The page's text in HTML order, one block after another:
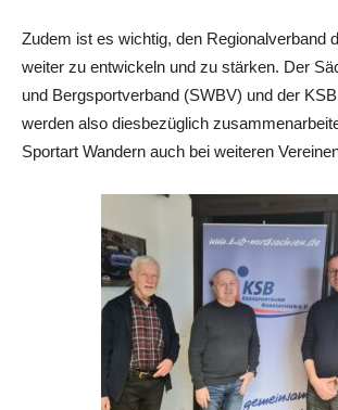
Zudem ist es wichtig, den Regionalverband
weiter zu entwickeln und zu stärken. Der
und Bergsportverband (SWBV) und der
werden also diesbezüglich
Sportart Wandern auch bei weiteren